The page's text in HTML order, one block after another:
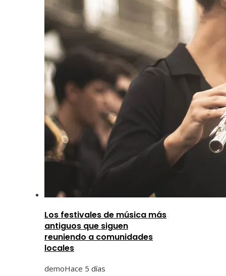
Los festivales de música más
antiguos que siguen
reuniendo a comunidades
locales
demoHace 5 días